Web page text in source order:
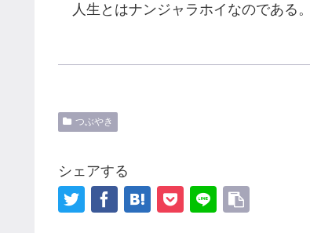
人生とはナンジャラホイなのである。
つぶやき
シェアする